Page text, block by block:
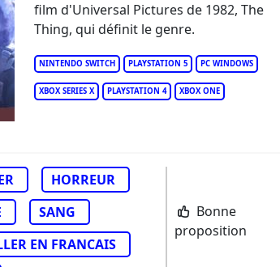
Remastered
NINTENDO SWITCH PLAYSTATION 5 PC WINDOWS
XBOX SERIES X PLAYSTATION 4 XBOX ONE
film d'Universal Pictures de 1982, The
Thing, qui définit le genre.
HORREUR
SANG
EN FRANCAIS
Bonne
proposition